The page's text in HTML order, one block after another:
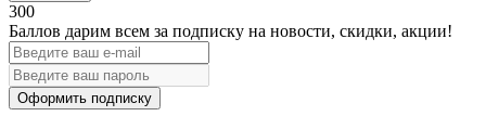
300
Баллов дарим всем за подписку на новости, скидки, акции!
Оформить подписку